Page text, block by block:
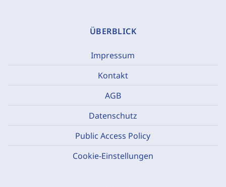
ÜBERBLICK
Impressum
Kontakt
AGB
Datenschutz
Public Access Policy
Cookie-Einstellungen